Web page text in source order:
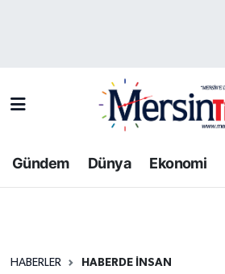
Gündem Dünya Ekonomi
HABERLER HABERDE INSAN
Bilim-Teknoloji
Dünya
Ekonomi
Trafik Durumu
Tüm Manşetler
Haber Arşivi